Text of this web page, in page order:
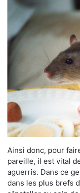
Ainsi donc, pour
pareille, il est vital
aguerris. Dans ce
dans les plus brefs